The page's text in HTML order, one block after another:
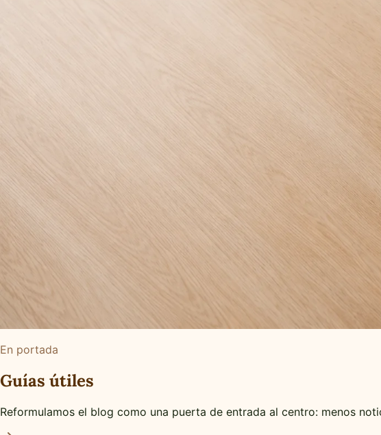
En portada
Guías útiles
Reformulamos el blog como una puerta de entrada al centro: menos